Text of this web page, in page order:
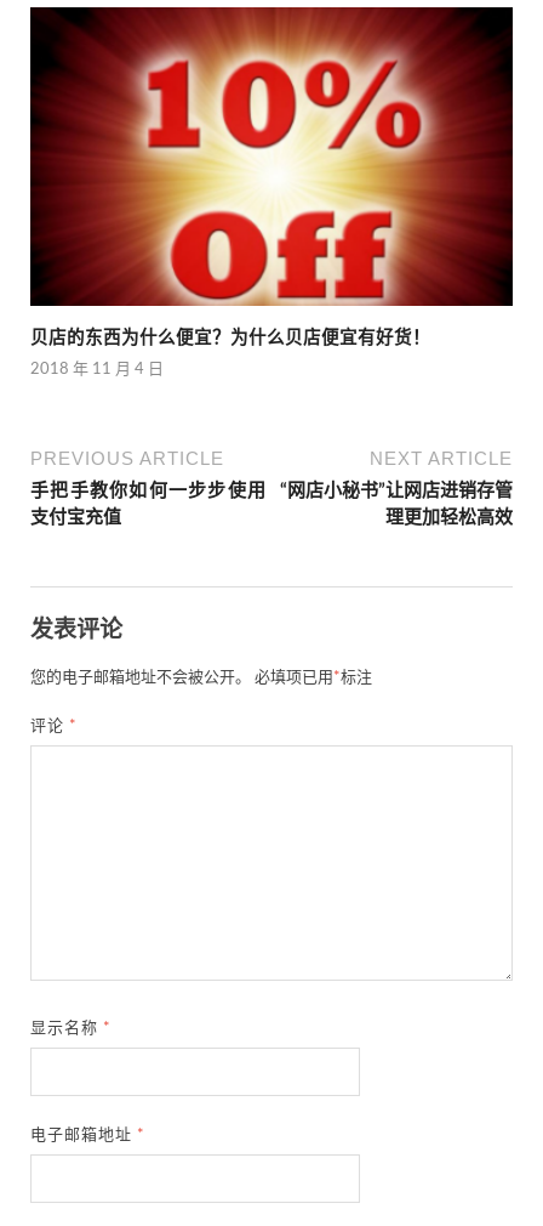
贝店的东西为什么便宜？为什么贝店便宜有好货！
2018 年 11 月 4 日
PREVIOUS ARTICLE
手把手教你如何一步步使用
支付宝充值
NEXT ARTICLE
“网店小秘书”让网店进销存管
理更加轻松高效
发表评论
您的电子邮箱地址不会被公开。 必填项已用 *标注
评论 *
显示名称 *
电子邮箱地址 *